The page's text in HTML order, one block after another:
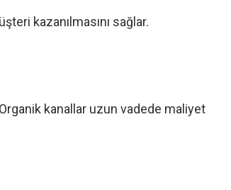
kazanılmasını sağlar.
kanallar uzun vadede maliyet